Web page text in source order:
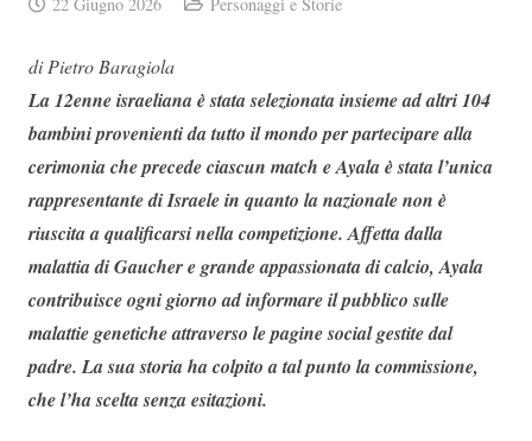
22 Giugno 2026 Personaggi e Storie
di Pietro Baragiola
La 12enne israeliana è stata selezionata insieme ad altri 104
bambini provenienti da tutto il mondo per partecipare alla
cerimonia che precede ciascun match e Ayala è stata l’unica
rappresentante di Israele in quanto la nazionale non è
riuscita a qualificarsi nella competizione. Affetta dalla
malattia di Gaucher e grande appassionata di calcio, Ayala
contribuisce ogni giorno ad informare il pubblico sulle
malattie genetiche attraverso le pagine social gestite dal
padre. La sua storia ha colpito a tal punto la commissione,
che l’ha scelta senza esitazioni.